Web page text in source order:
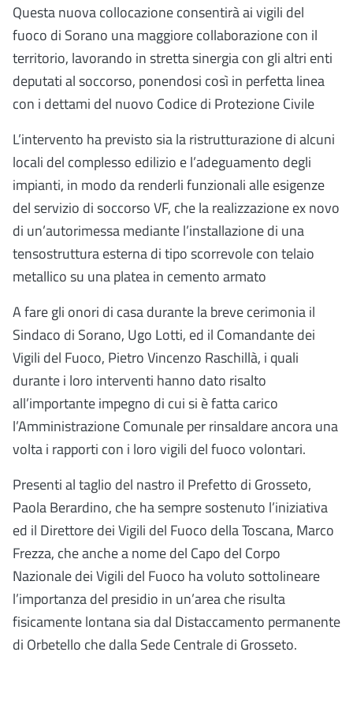
Questa nuova collocazione consentirà ai vigili del
fuoco di Sorano una maggiore collaborazione con il
territorio, lavorando in stretta sinergia con gli altri enti
deputati al soccorso, ponendosi così in perfetta linea
con i dettami del nuovo Codice di Protezione Civile
L’intervento ha previsto sia la ristrutturazione di alcuni
locali del complesso edilizio e l’adeguamento degli
impianti, in modo da renderli funzionali alle esigenze
del servizio di soccorso VF, che la realizzazione ex novo
di un’autorimessa mediante l’installazione di una
tensostruttura esterna di tipo scorrevole con telaio
metallico su una platea in cemento armato
A fare gli onori di casa durante la breve cerimonia il
Sindaco di Sorano, Ugo Lotti, ed il Comandante dei
Vigili del Fuoco, Pietro Vincenzo Raschillà, i quali
durante i loro interventi hanno dato risalto
all’importante impegno di cui si è fatta carico
l’Amministrazione Comunale per rinsaldare ancora una
volta i rapporti con i loro vigili del fuoco volontari.
Presenti al taglio del nastro il Prefetto di Grosseto,
Paola Berardino, che ha sempre sostenuto l’iniziativa
ed il Direttore dei Vigili del Fuoco della Toscana, Marco
Frezza, che anche a nome del Capo del Corpo
Nazionale dei Vigili del Fuoco ha voluto sottolineare
l’importanza del presidio in un’area che risulta
fisicamente lontana sia dal Distaccamento permanente
di Orbetello che dalla Sede Centrale di Grosseto.